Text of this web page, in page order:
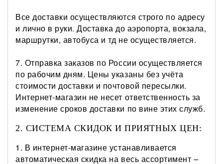
Все доставки осуществляются строго по адресу
и лично в руки. Доставка до аэропорта, вокзала,
маршрутки, автобуса и тд не осуществляется.
7. Отправка заказов по России осуществляется
по рабочим дням. Цены указаны без учёта
стоимости доставки и почтовой пересылки.
Интернет-магазин не несет ответственность за
изменение сроков доставки по вине этих служб.
2. СИСТЕМА СКИДОК И ПРИЯТНЫХ ЦЕН:
1. В интернет-магазине устанавливается
автоматическая скидка на весь ассортимент –